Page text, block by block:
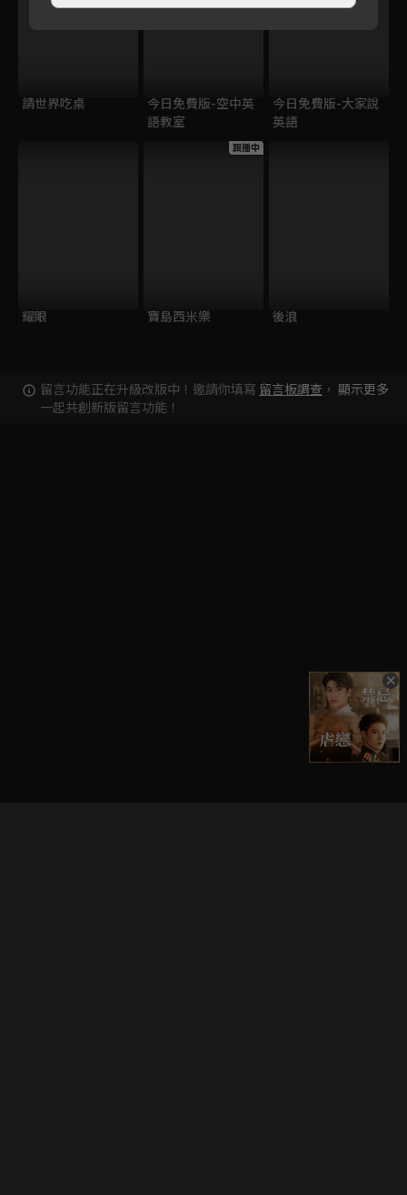
請世界吃桌
今日免費版-空中英
語教室
今日免費版-大家說
英語
耀眼
跟播中
寶島西米樂 後浪
留言功能正在升級改版中！邀請你填寫 留言板調查 ，
一起共創新版留言功能！
顯示更多